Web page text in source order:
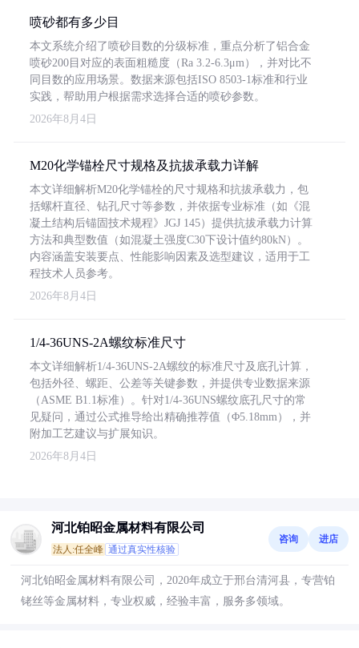
喷砂都有多少目
本文系统介绍了喷砂目数的分级标准，重点分析了铝合金
喷砂200目对应的表面粗糙度（Ra 3.2-6.3μm），并对比不
同目数的应用场景。数据来源包括ISO 8503-1标准和行业
实践，帮助用户根据需求选择合适的喷砂参数。
2026年8月4日
M20化学锚栓尺寸规格及抗拔承载力详解
本文详细解析M20化学锚栓的尺寸规格和抗拔承载力，包
括螺杆直径、钻孔尺寸等参数，并依据专业标准（如《混
凝土结构后锚固技术规程》JGJ 145）提供抗拔承载力计算
方法和典型数值（如混凝土强度C30下设计值约80kN）。
内容涵盖安装要点、性能影响因素及选型建议，适用于工
程技术人员参考。
2026年8月4日
1/4-36UNS-2A螺纹标准尺寸
本文详细解析1/4-36UNS-2A螺纹的标准尺寸及底孔计算，
包括外径、螺距、公差等关键参数，并提供专业数据来源
（ASME B1.1标准）。针对1/4-36UNS螺纹底孔尺寸的常
见疑问，通过公式推导给出精确推荐值（Φ5.18mm），并
附加工艺建议与扩展知识。
2026年8月4日
河北铂昭金属材料有限公司
法人:任全峰 通过真实性核验
咨询 进店
河北铂昭金属材料有限公司，2020年成立于邢台清河县，专营铂
铑丝等金属材料，专业权威，经验丰富，服务多领域。